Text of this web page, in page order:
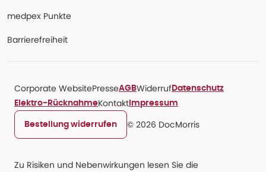
medpex Punkte
Barrierefreiheit
Corporate WebsitePresseAGBWiderruf Datenschutz
Elektro-RücknahmeKontakt Impressum
Bestellung widerrufen © 2026 DocMorris
Zu Risiken und Nebenwirkungen lesen Sie die